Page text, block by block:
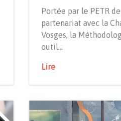
Portée par le PETR
partenariat avec la
Vosges, la
outil…
Lire